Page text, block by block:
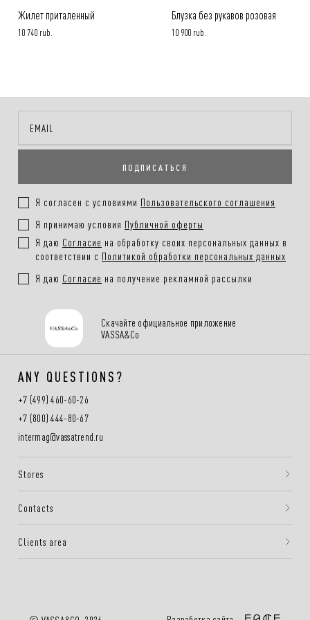
Жилет приталенный
10 740 rub.
Блузка без рукавов розовая
10 900 rub.
ПОДПИСАТЬСЯ
Я согласен с условиями Пользовательского соглашения
Я принимаю условия Публичной оферты
Я даю Согласие на обработку своих персональных данных в
соответствии с Политикой обработки персональных данных
Я даю Согласие на получение рекламной рассылки
Скачайте официальное приложение
VASSA&Co
ANY QUESTIONS?
+7 (499) 460-60-26
+7 (800) 444-80-67
intermag@vassatrend.ru
Stores
Contacts
Clients area